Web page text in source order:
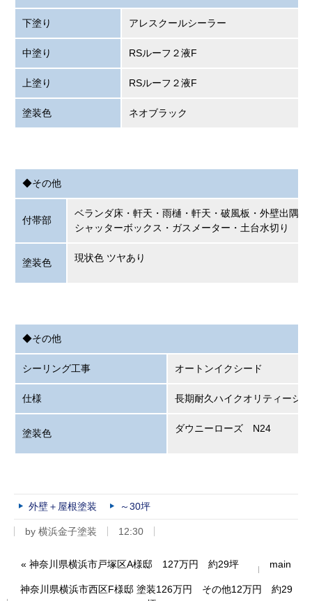
下塗り アレスクールシーラー
中塗り RSルーフ２液F
上塗り RSルーフ２液F
塗装色 ネオブラック
◆その他
付帯部
ベランダ床・軒天・雨樋・軒天・破風板・外壁出隅
シャッターボックス・ガスメーター・土台水切り な
塗装色 現状色 ツヤあり
◆その他
シーリング工事 オートンイクシード
仕様 長期耐久ハイクオリティーシ
塗装色 ダウニーローズ N24
外壁＋屋根塗装 ～30坪
by 横浜金子塗装 12:30
« 神奈川県横浜市戸塚区A様邸 127万円 約29坪 main
神奈川県横浜市西区F様邸 塗装126万円 その他12万円 約29